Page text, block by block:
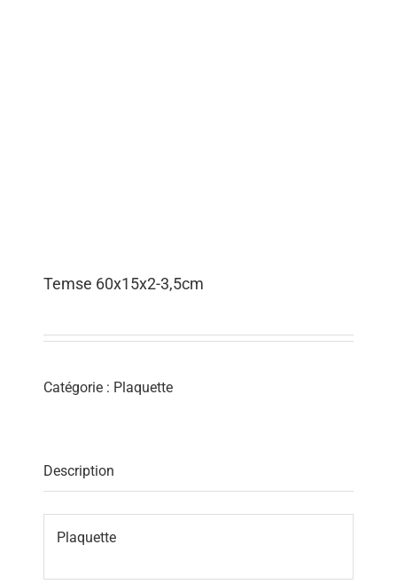
Temse 60x15x2-3,5cm
Catégorie : Plaquette
Description
Plaquette